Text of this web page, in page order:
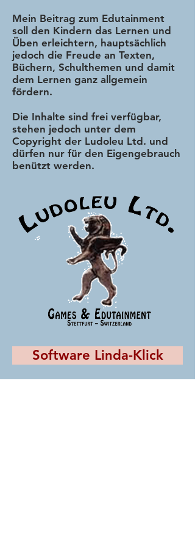
Mein Beitrag zum Edutainment
soll den Kindern das Lernen und
Üben erleichtern, hauptsächlich
jedoch die Freude an Texten,
Büchern, Schulthemen und damit
dem Lernen ganz allgemein
fördern.
Die Inhalte sind frei verfügbar,
stehen jedoch unter dem
Copyright der Ludoleu Ltd. und
dürfen nur für den Eigengebrauch
benützt werden.
Software Linda-Klick